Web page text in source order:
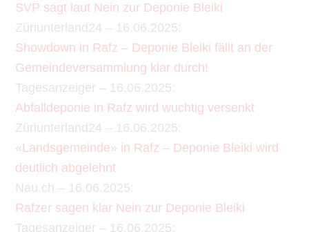
SVP sagt laut Nein zur Deponie Bleiki
Züriunterland24 – 16.06.2025:
Showdown in Rafz – Deponie Bleiki fällt an der
Gemeindeversammlung klar durch!
Tagesanzeiger – 16.06.2025:
Abfalldeponie in Rafz wird wuchtig versenkt
Züriunterland24 – 16.06.2025:
«Landsgemeinde» in Rafz – Deponie Bleiki wird
deutlich abgelehnt
Nau.ch – 16.06.2025:
Rafzer sagen klar Nein zur Deponie Bleiki
Tagesanzeiger – 16.06.2025: